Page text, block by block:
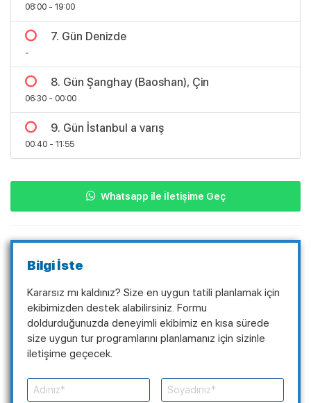
08:00 - 19:00
7. Gün Denizde
-
8. Gün Şanghay (Baoshan), Çin
06:30 - 00:00
9. Gün İstanbul a varış
00:40 - 11:55
Whatsapp ile İletişime Geç
Bilgi İste
Kararsız mı kaldınız? Size en uygun tatili planlamak için
ekibimizden destek alabilirsiniz. Formu
doldurduğunuzda deneyimli ekibimiz en kısa sürede
size uygun tur programlarını planlamanız için sizinle
iletişime geçecek.